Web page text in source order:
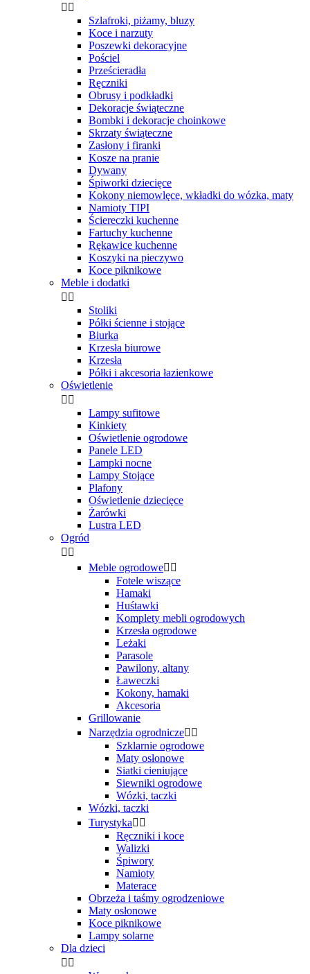
 
Szlafroki, piżamy, bluzy
Koce i narzuty
Poszewki dekoracyjne
Pościel
Prześcieradła
Ręczniki
Obrusy i podkładki
Dekoracje świąteczne
Bombki i dekoracje choinkowe
Skrzaty świąteczne
Zasłony i firanki
Kosze na pranie
Dywany
Śpiworki dziecięce
Kokony niemowlęce, wkładki do wózka, maty
Namioty TIPI
Ściereczki kuchenne
Fartuchy kuchenne
Rękawice kuchenne
Koszyki na pieczywo
Koce piknikowe
Meble i dodatki
 
Stoliki
Półki ścienne i stojące
Biurka
Krzesła biurowe
Krzesła
Półki i akcesoria łazienkowe
Oświetlenie
 
Lampy sufitowe
Kinkiety
Oświetlenie ogrodowe
Panele LED
Lampki nocne
Lampy Stojące
Plafony
Oświetlenie dziecięce
Żarówki
Lustra LED
Ogród
 
Meble ogrodowe 
Fotele wiszące
Hamaki
Huśtawki
Komplety mebli ogrodowych
Krzesła ogrodowe
Leżaki
Parasole
Pawilony, altany
Ławeczki
Kokony, hamaki
Akcesoria
Grillowanie
Narzędzia ogrodnicze 
Szklarnie ogrodowe
Maty osłonowe
Siatki cieniujące
Siewniki ogrodowe
Wózki, taczki
Wózki, taczki
Turystyka 
Ręczniki i koce
Walizki
Śpiwory
Namioty
Materace
Obrzeża i taśmy ogrodzeniowe
Maty osłonowe
Koce piknikowe
Lampy solarne
Dla dzieci
 